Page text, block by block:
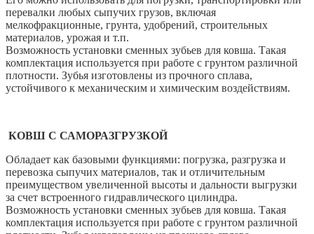
перевалки любых сыпучих грузов, включая
мелкофракционные, грунта, удобрений, строительных
материалов, урожая и т.п.
Возможность установки сменных зубьев для ковша. Такая
комплектация используется при работе с грунтом различной
плотности. Зубья изготовлены из прочного сплава,
устойчивого к механическим и химическим воздействиям.
КОВШ С САМОРАЗГРУЗКОЙ
Обладает как базовыми функциями: погрузка, разгрузка и
перевозка сыпучих материалов, так и отличительным
преимуществом увеличенной высоты и дальности выгрузки
за счет встроенного гидравлического цилиндра.
Возможность установки сменных зубьев для ковша. Такая
комплектация используется при работе с грунтом различной